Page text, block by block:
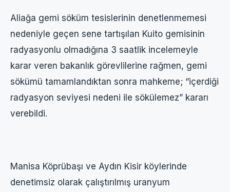
Aliağa gemi söküm tesislerinin denetlenmemesi
nedeniyle geçen sene tartışılan Kuito gemisinin
radyasyonlu olmadığına 3 saatlik incelemeyle
karar veren bakanlık görevlilerine rağmen, gemi
sökümü tamamlandıktan sonra mahkeme; “içerdiği
radyasyon seviyesi nedeni ile sökülemez” kararı
verebildi.
Manisa Köprübaşı ve Aydın Kisir köylerinde
denetimsiz olarak çalıştırılmış uranyum